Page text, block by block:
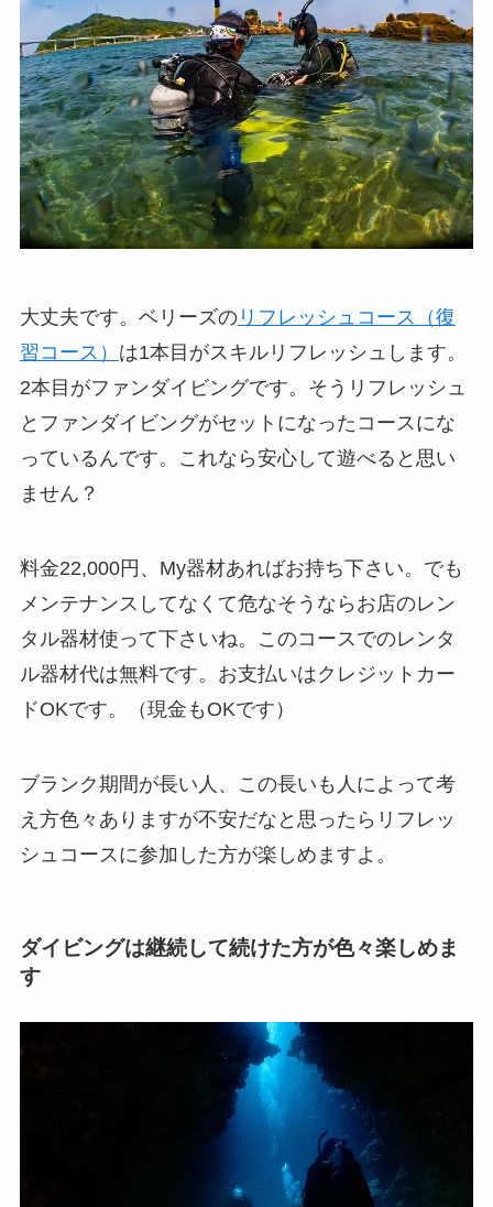
大丈夫です。ベリーズのリフレッシュコース（復
習コース） は1本目がスキルリフレッシュします。
2本目がファンダイビングです。そうリフレッシュ
とファンダイビングがセットになったコースにな
っているんです。これなら安心して遊べると思い
ません？
料金22,000円、My器材あればお持ち下さい。でも
メンテナンスしてなくて危なそうならお店のレン
タル器材使って下さいね。このコースでのレンタ
ル器材代は無料です。お支払いはクレジットカー
ドOKです。（現金もOKです）
ブランク期間が長い人、この長いも人によって考
え方色々ありますが不安だなと思ったらリフレッ
シュコースに参加した方が楽しめますよ。
ダイビングは継続して続けた方が色々楽しめま
す